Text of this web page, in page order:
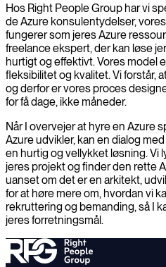
Hos Right People Group har vi
de Azure konsulentydelser,
fungerer som jeres Azure
freelance ekspert, der kan løse
hurtigt og effektivt. Vores model
fleksibilitet og kvalitet. Vi forstår,
og derfor er vores proces
for få dage, ikke måneder.
Når I overvejer at hyre en Azure
Azure udvikler, kan en dialog
en hurtig og vellykket løsning. Vi
jeres projekt og finder den rette
uanset om det er en arkitekt,
for at høre mere om, hvordan vi
rekruttering og bemanding, så I
jeres forretningsmål.